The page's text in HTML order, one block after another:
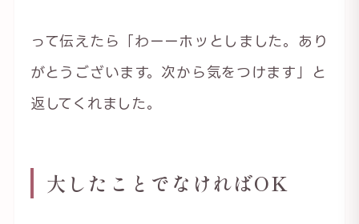
って伝えたら「わーーホッとしました。あり
がとうございます。次から気をつけます」と
返してくれました。
大したことでなければOK